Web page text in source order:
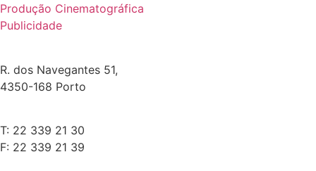
Produção Cinematográfica
Publicidade
R. dos Navegantes 51,
4350-168 Porto
T: 22 339 21 30
F: 22 339 21 39